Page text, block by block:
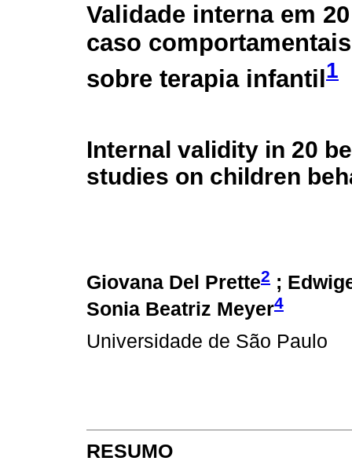
Validade interna em
caso
sobre terapia infantil 1
Internal validity in 20
studies on children
Giovana Del Prette2 ;
Sonia Beatriz Meyer4
Universidade de São Paulo
RESUMO